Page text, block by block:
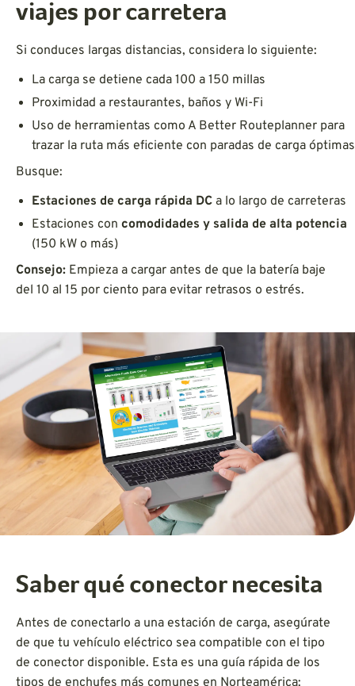
viajes por carretera
Si conduces largas distancias, considera lo siguiente:
La carga se detiene cada 100 a 150 millas
Proximidad a restaurantes, baños y Wi-Fi
Uso de herramientas como A Better Routeplanner para
trazar la ruta más eficiente con paradas de carga óptimas
Busque:
Estaciones de carga rápida DC a lo largo de carreteras
Estaciones con comodidades y salida de alta potencia
(150 kW o más)
Consejo: Empieza a cargar antes de que la batería baje
del 10 al 15 por ciento para evitar retrasos o estrés.
Saber qué conector necesita
Antes de conectarlo a una estación de carga, asegúrate
de que tu vehículo eléctrico sea compatible con el tipo
de conector disponible. Esta es una guía rápida de los
tipos de enchufes más comunes en Norteamérica: